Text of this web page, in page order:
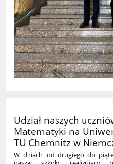
Udział naszych
Matematyki na
TU Chemnitz w
W dniach od drugiego do